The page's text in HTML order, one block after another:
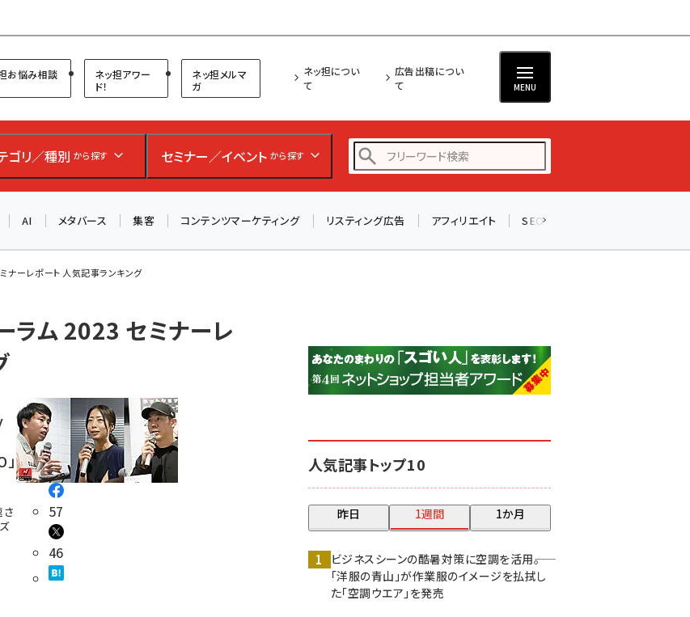
フォーラム
お悩み相談
ネッ担アワー
ド！
ネッ担メルマ
ガ
ネッ担につい
て
広告出稿につい
て
MENU
ゴリ／種別 から探す セミナー／イベント から探す
アスクル (1112)
base (1068)
AI メタバース 集客 コンテンツマーケティング リスティング広告 アフィリエイト SEO
ナーレポート 人気記事ランキング
ラム 2023 セミナーレ
さ
57
46
人気記事トップ10
昨日 1週間 1か月
ビジネスシーンの酷暑対策に空調を活用――。
「洋服の青山」が作業服のイメージを払拭し
た「空調ウエア」を発売
買い物を代行する時代に打つべき「次の一手」とは？
ペン、オイシックス、元UA責任者が登壇のリアルECセ
ミナー（8/26＠東京）【交流会も実施】
登録はこちら↑